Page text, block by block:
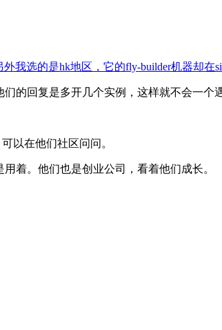
我选的是hk地区，它的fly-builder机器却在
的回复是多开几个实例，这样就不会一个
以在他们社区问问。
着。他们也是创业公司，看着他们成长。